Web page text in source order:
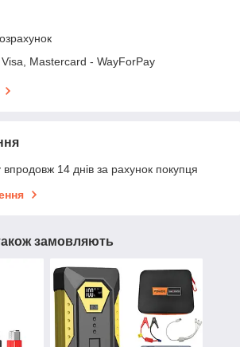
Mastercard - WayForPay
14 днів за рахунок покупця
замовляють